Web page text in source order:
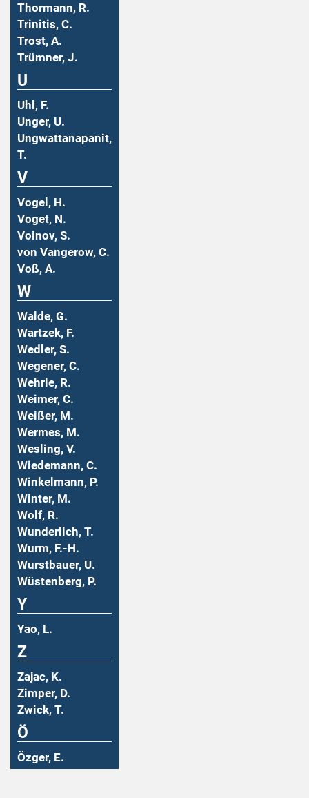
Thormann, R.
Trinitis, C.
Trost, A.
Trümner, J.
U
Uhl, F.
Unger, U.
Ungwattanapanit,
T.
V
Vogel, H.
Voget, N.
Voinov, S.
von Vangerow, C.
Voß, A.
W
Walde, G.
Wartzek, F.
Wedler, S.
Wegener, C.
Wehrle, R.
Weimer, C.
Weißer, M.
Wermes, M.
Wesling, V.
Wiedemann, C.
Winkelmann, P.
Winter, M.
Wolf, R.
Wunderlich, T.
Wurm, F.-H.
Wurstbauer, U.
Wüstenberg, P.
Y
Yao, L.
Z
Zajac, K.
Zimper, D.
Zwick, T.
Ö
Özger, E.